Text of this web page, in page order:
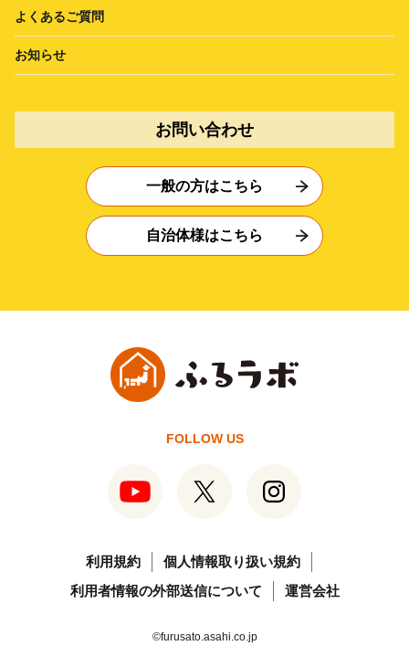
よくあるご質問
お知らせ
お問い合わせ
一般の方はこちら
自治体様はこちら
FOLLOW US
利用規約
個人情報取り扱い規約
利用者情報の外部送信について
運営会社
©furusato.asahi.co.jp